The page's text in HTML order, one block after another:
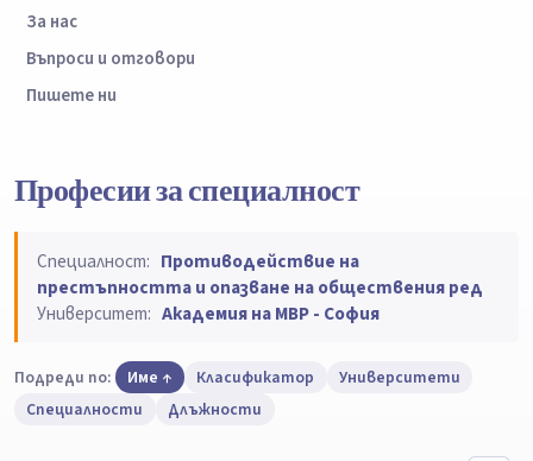
За нас
Въпроси и отговори
Пишете ни
Професии за специалност
Специалност: Противодействие на
престъпността и опазване на обществения ред
Университет: Академия на МВР - София
Подреди по: Име Класификатор
Университети
Специалности
Длъжности